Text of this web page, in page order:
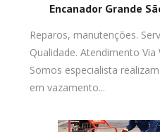
Encanador Grande
Reparos, manutenções.
Qualidade. Atendimento Via
Somos especialista
em vazamento...